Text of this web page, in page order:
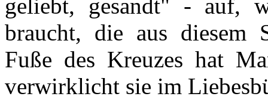
geliebt, gesandt" - auf,
braucht, die aus diesem
Fuße des Kreuzes hat
verwirklicht sie im